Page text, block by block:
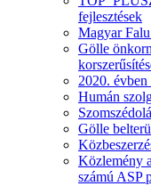
fejlesztések
Magyar
Gölle
2020.
Humán
Gölle
Közlemény
számú ASP